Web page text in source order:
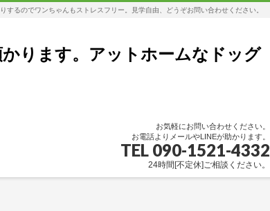
るのでワンちゃんもストレスフリー。見学自由、どうぞお問い合わせください。
ります。アットホームなドッグ
お気軽にお問い合わせください。
お電話よりメールやLINEが助かります。
TEL 090-1521-4332
24時間[不定休]ご相談ください。